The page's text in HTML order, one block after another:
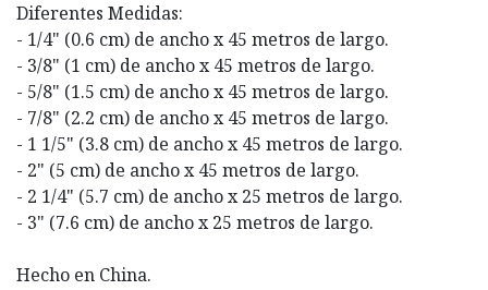
Diferentes Medidas:
- 1/4" (0.6 cm) de ancho x 45 metros de largo.
- 3/8" (1 cm) de ancho x 45 metros de largo.
- 5/8" (1.5 cm) de ancho x 45 metros de largo.
- 7/8" (2.2 cm) de ancho x 45 metros de largo.
- 1 1/5" (3.8 cm) de ancho x 45 metros de largo.
- 2" (5 cm) de ancho x 45 metros de largo.
- 2 1/4" (5.7 cm) de ancho x 25 metros de largo.
- 3" (7.6 cm) de ancho x 25 metros de largo.
Hecho en China.